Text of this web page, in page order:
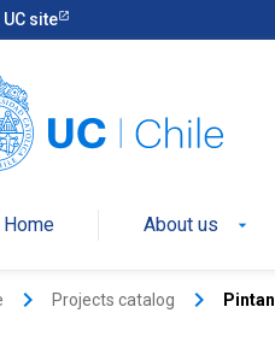
UC site
Home About us arrow_drop_down
keyboard_arrow_right Projects catalog keyboard_arrow_right